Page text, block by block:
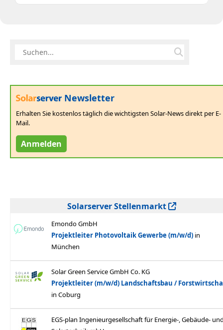
Newsletter
Erhalten Sie kostenlos täglich die wichtigsten Solar-News direkt per E-
Mail.
Anmelden
Solarserver Stellenmarkt